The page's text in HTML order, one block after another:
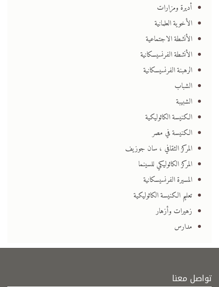
أديرة ومزارات
الأخوية العلمانية
الأنشطة الاجتماعية
الأنشطة الفرنسيسكانية
الرهبنة الفرنسيسكانية
الشباب
الشبيبة
الكنيسة الكاثوليكية
الكنيسة في مصر
المركز الثقافي ، سان جوزيف
المركز الكاثوليكي للسينما
المسيرة الفرنسيسكانية
تعليم الكنيسة الكاثوليكية
زهيرات وأزهار
مدارس
تواصل معنا